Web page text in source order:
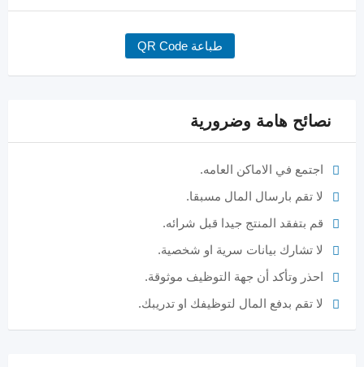
طباعة QR Code
نصائح هامة وضرورية
اجتمع في الاماكن العامه.
لا تقم بارسال المال مسبقا.
قم بتفقد المنتج جيدا قبل شرائه.
لا تشارك بيانات سرية او شخصية.
احذر وتأكد أن جهة التوظيف موثوقة.
لا تقم بدفع المال لتوظيفك او تدريبك.